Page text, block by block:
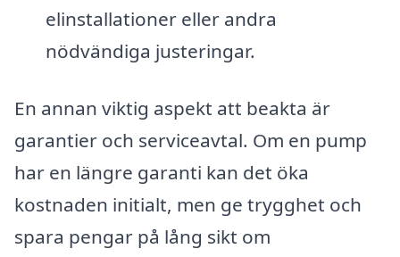
elinstallationer eller andra
nödvändiga justeringar.
En annan viktig aspekt att beakta är
garantier och serviceavtal. Om en pump
har en längre garanti kan det öka
kostnaden initialt, men ge trygghet och
spara pengar på lång sikt om